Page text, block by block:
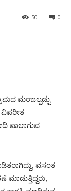
0
50
ಮಂಜಲ್ಪಡ್ಪು
ಪಾಲಾಗುವ
ವಸಂತ